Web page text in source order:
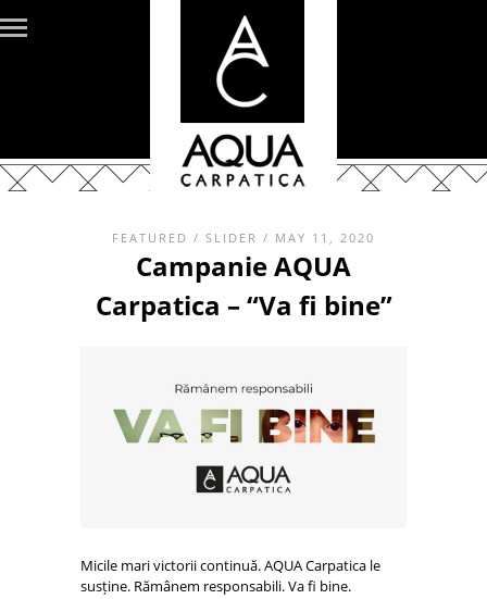
FEATURED / SLIDER / MAY 11, 2020
Campanie AQUA
Carpatica – “Va fi bine”
Micile mari victorii continuă. AQUA Carpatica le
susține. Rămânem responsabili. Va fi bine.